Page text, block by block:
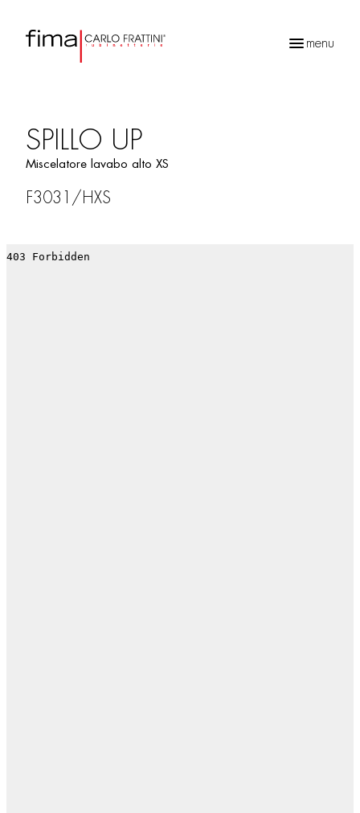
menu
SPILLO UP
Miscelatore lavabo alto XS
F3031/HXS